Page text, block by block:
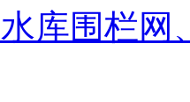
水库围栏网